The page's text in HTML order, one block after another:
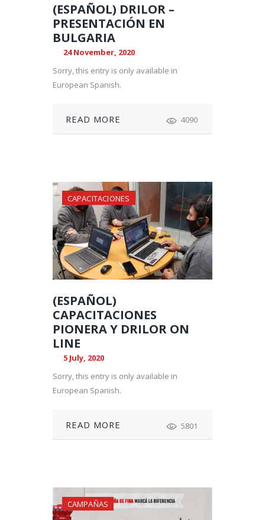
(ESPAÑOL) DRILOR –
PRESENTACIÓN EN
BULGARIA
24 November, 2020
Sorry, this entry is only available in
European Spanish.
READ MORE 4090
CAPACITACIONES
(ESPAÑOL)
CAPACITACIONES
PIONERA Y DRILOR ON
LINE
5 July, 2020
Sorry, this entry is only available in
European Spanish.
READ MORE 5801
CAMPAÑAS